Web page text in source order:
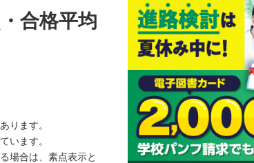
合格平均
ります。
います。
場合は、素点表示と